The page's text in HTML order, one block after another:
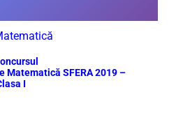
Matematică SFERA 2019 –
I